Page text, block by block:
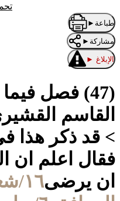
طباعة ►
مشاركة ►
الإبلاغ ►
(47) فصل
القاسم
> قد ذكر هذا
فقال اعلم ان
ان يرضى